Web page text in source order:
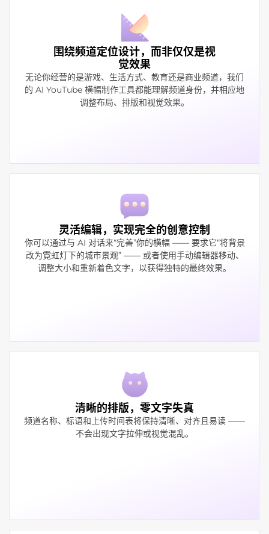
围绕频道定位设计，而非仅仅是视
觉效果
无论你经营的是游戏、生活方式、教育还是商业频道，我们
的 AI YouTube 横幅制作工具都能理解频道身份，并相应地
调整布局、排版和视觉效果。
灵活编辑，实现完全的创意控制
你可以通过与 AI 对话来“完善”你的横幅 —— 要求它“将背景
改为霓虹灯下的城市景观” —— 或者使用手动编辑器移动、
调整大小和重新着色文字，以获得独特的最终效果。
清晰的排版，零文字失真
频道名称、标语和上传时间表将保持清晰、对齐且易读 ——
不会出现文字拉伸或视觉混乱。